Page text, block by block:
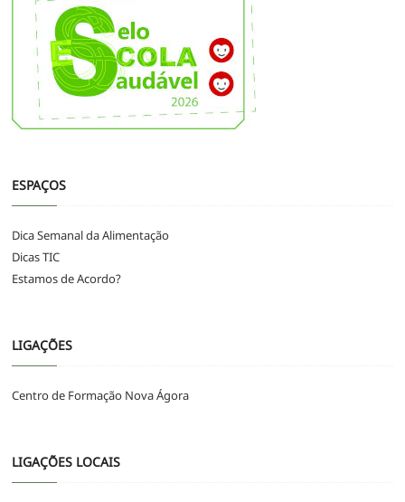
ESPAÇOS
Dica Semanal da Alimentação
Dicas TIC
Estamos de Acordo?
LIGAÇÕES
Centro de Formação Nova Ágora
LIGAÇÕES LOCAIS